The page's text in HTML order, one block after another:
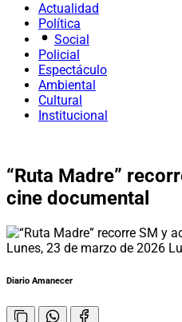
Actualidad
Política
Social
Policial
Espectáculo
Ambiental
Cultural
Institucional
“Ruta Madre”
cine documental
Lunes, 23 de marzo de 2026
Diario Amanecer